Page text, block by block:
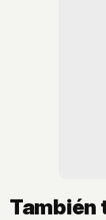
También